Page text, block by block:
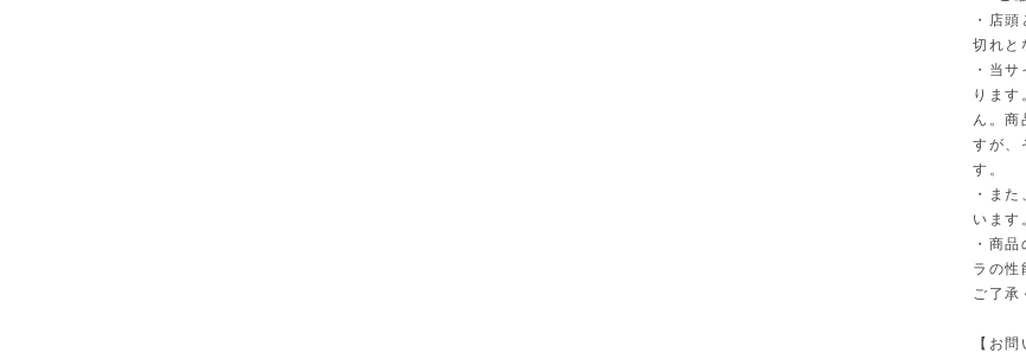
・店
切れと
・当
りま
ん。商
すが、
す。
・ま
います
・商
ラの性
ご了承
【お